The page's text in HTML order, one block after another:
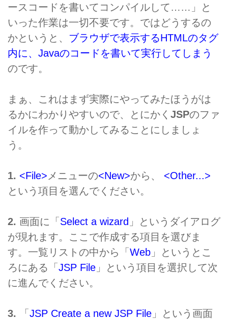
ースコードを書いてコンパイルして……」と
いった作業は一切不要です。ではどうするの
かというと、 ブラウザで表示するHTMLのタグ
内に、Javaのコードを書いて実行してしまう
のです。
まぁ、これはまず実際にやってみたほうがは
るかにわかりやすいので、とにかく JSPのファ
イルを作って動かしてみることにしましょ
う。
1. <File> メニューの<New>から、 <Other...>
という項目を選んでください。
2. 画面に「 Select a wizard 」というダイアログ
が現れます。ここで作成する項目を選びま
す。一覧リストの中から「 Web 」というとこ
ろにある「 JSP File 」という項目を選択して次
に進んでください。
3. 「 JSP Create a new JSP File 」という画面